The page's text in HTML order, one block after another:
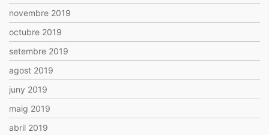
novembre 2019
octubre 2019
setembre 2019
agost 2019
juny 2019
maig 2019
abril 2019